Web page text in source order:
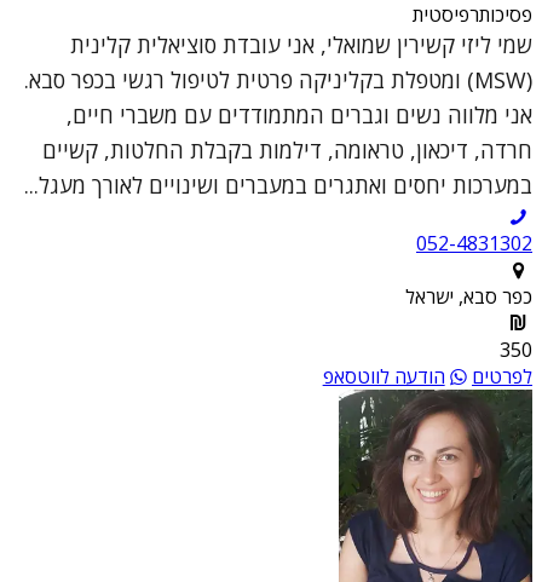
פסיכותרפיסטית
שמי ליזי קשירין שמואלי, אני עובדת סוציאלית קלינית
(MSW) ומטפלת בקליניקה פרטית לטיפול רגשי בכפר סבא.
אני מלווה נשים וגברים המתמודדים עם משברי חיים,
חרדה, דיכאון, טראומה, דילמות בקבלת החלטות, קשיים
במערכות יחסים ואתגרים במעברים ושינויים לאורך מעגל...
052-4831302
כפר סבא, ישראל
350
לפרטים
הודעה לווטסאפ